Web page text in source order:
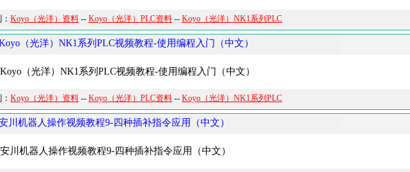
Koyo（光洋）资料 -- Koyo（光洋）PLC资料 -- Koyo（光洋）NK1系列PLC
（光洋）NK1系列PLC视频教程-使用编程入门（中文）
（光洋）NK1系列PLC视频教程-使用编程入门（中文）
Koyo（光洋）资料 -- Koyo（光洋）PLC资料 -- Koyo（光洋）NK1系列PLC
川机器人操作视频教程9-四种插补指令应用（中文）
川机器人操作视频教程9-四种插补指令应用（中文）